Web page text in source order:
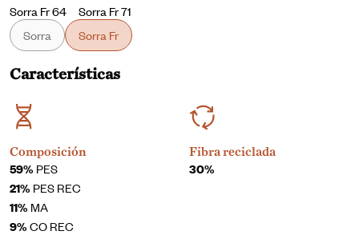
Sorra Fr 64 Sorra Fr 71
Sorra Sorra Fr
Características
Composición
59%PES
21%PES REC
11%MA
9%CO REC
Fibra reciclada
30%